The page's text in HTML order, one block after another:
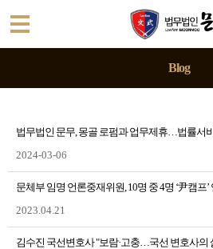
Blog
법무법인 문무, 몽골 로펌과 업무제휴…법률서
2024-03-06
문체부 임명 언론중재위원, 10명 중 4명 ‘尹캠
2023.04.21
김수진 국선변호사 "보람·고충…국선 변호사의